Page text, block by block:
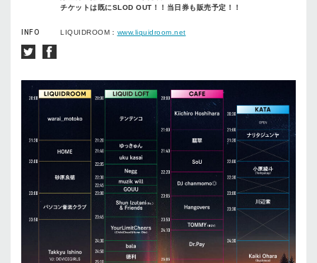
チケットは既にSLOD OUT！！当日券も販売予定！！
INFO LIQUIDROOM： www.liquidroom.net